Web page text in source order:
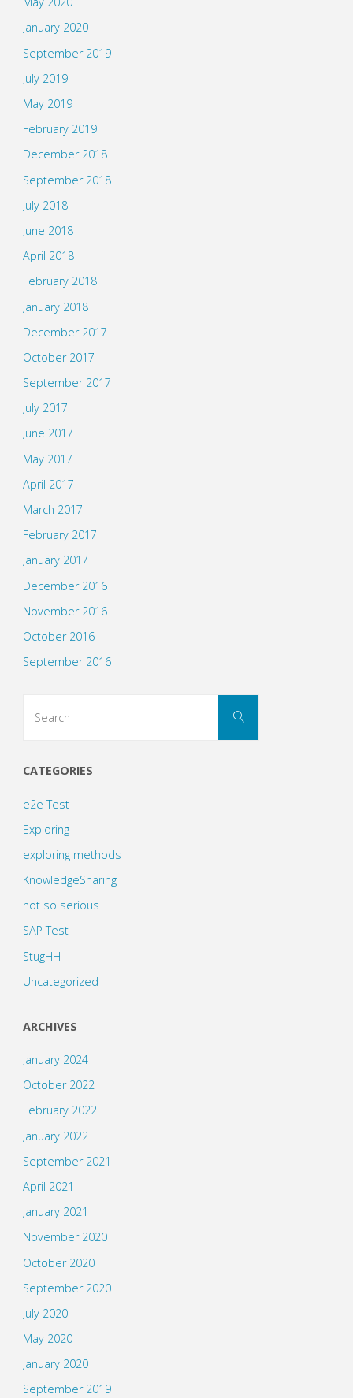
January 2020
September 2019
July 2019
May 2019
February 2019
December 2018
September 2018
July 2018
June 2018
April 2018
February 2018
January 2018
December 2017
October 2017
September 2017
July 2017
June 2017
May 2017
April 2017
March 2017
February 2017
January 2017
December 2016
November 2016
October 2016
September 2016
Search
CATEGORIES
e2e Test
Exploring
exploring methods
KnowledgeSharing
not so serious
SAP Test
StugHH
Uncategorized
ARCHIVES
January 2024
October 2022
February 2022
January 2022
September 2021
April 2021
January 2021
November 2020
October 2020
September 2020
July 2020
May 2020
January 2020
September 2019